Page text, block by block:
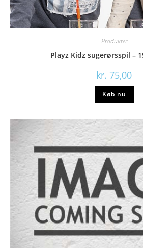
Produkter
Playz Kidz sugerørsspil –
kr. 75,00
Køb nu